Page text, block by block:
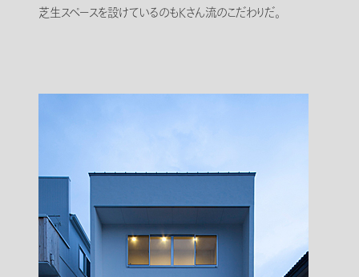
芝生スペースを設けているのもKさん流のこだわりだ。